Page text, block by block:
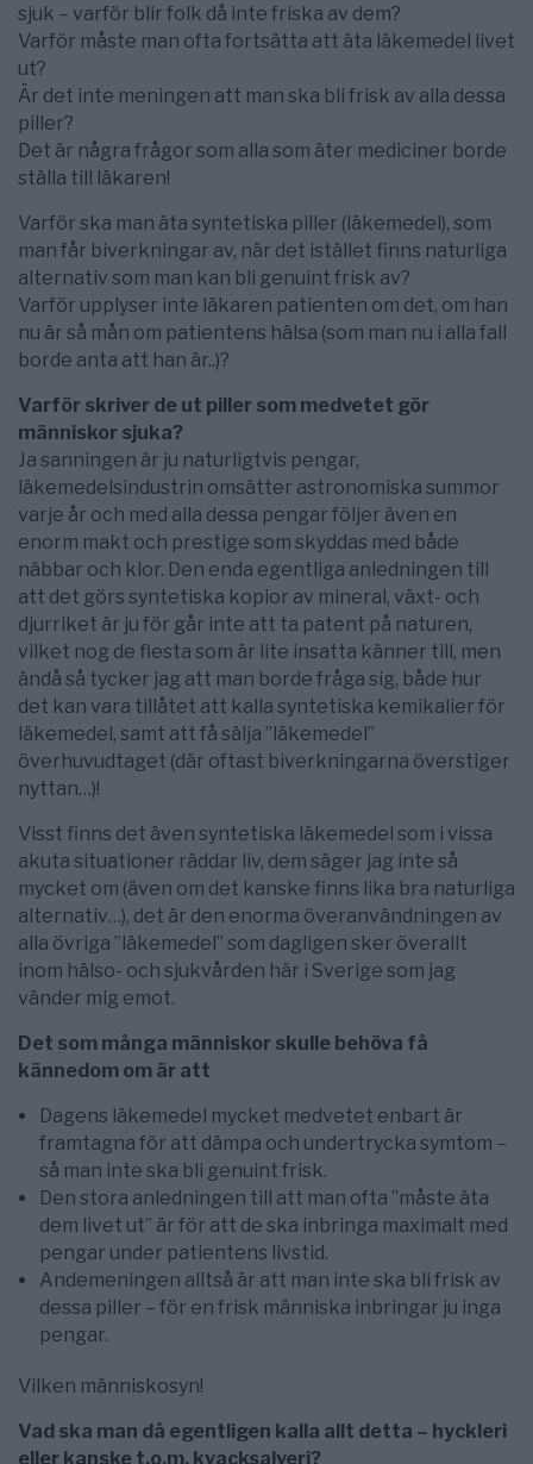
sjuk – varför blir folk då inte friska av dem?
Varför måste man ofta fortsätta att äta läkemedel livet
ut?
Är det inte meningen att man ska bli frisk av alla dessa
piller?
Det är några frågor som alla som äter mediciner borde
ställa till läkaren!
Varför ska man äta syntetiska piller (läkemedel), som
man får biverkningar av, när det istället finns naturliga
alternativ som man kan bli genuint frisk av?
Varför upplyser inte läkaren patienten om det, om han
nu är så mån om patientens hälsa (som man nu i alla fall
borde anta att han är..)?
Varför skriver de ut piller som medvetet gör
människor sjuka?
Ja sanningen är ju naturligtvis pengar,
läkemedelsindustrin omsätter astronomiska summor
varje år och med alla dessa pengar följer även en
enorm makt och prestige som skyddas med både
näbbar och klor. Den enda egentliga anledningen till
att det görs syntetiska kopior av mineral, växt- och
djurriket är ju för går inte att ta patent på naturen,
vilket nog de flesta som är lite insatta känner till, men
ändå så tycker jag att man borde fråga sig, både hur
det kan vara tillåtet att kalla syntetiska kemikalier för
läkemedel, samt att få sälja ”läkemedel”
överhuvudtaget (där oftast biverkningarna överstiger
nyttan…)!
Visst finns det även syntetiska läkemedel som i vissa
akuta situationer räddar liv, dem säger jag inte så
mycket om (även om det kanske finns lika bra naturliga
alternativ…), det är den enorma överanvändningen av
alla övriga ”läkemedel” som dagligen sker överallt
inom hälso- och sjukvården här i Sverige som jag
vänder mig emot.
Det som många människor skulle behöva få
kännedom om är att
Dagens läkemedel mycket medvetet enbart är
framtagna för att dämpa och undertrycka symtom –
så man inte ska bli genuint frisk.
Den stora anledningen till att man ofta ”måste äta
dem livet ut” är för att de ska inbringa maximalt med
pengar under patientens livstid.
Andemeningen alltså är att man inte ska bli frisk av
dessa piller – för en frisk människa inbringar ju inga
pengar.
Vilken människosyn!
Vad ska man då egentligen kalla allt detta – hyckleri
eller kanske t.o.m. kvacksalveri?